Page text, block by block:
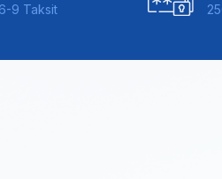
6-9 Taksit